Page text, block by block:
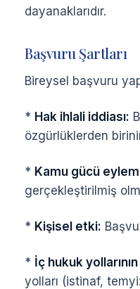
dayanaklarıdır.
Başvuru Şartları
Bireysel başvuru
* Hak ihlali iddiası:
özgürlüklerden
* Kamu gücü
gerçekleştirilmiş
* Kişisel etki:
* İç hukuk
yolları (istinaf,